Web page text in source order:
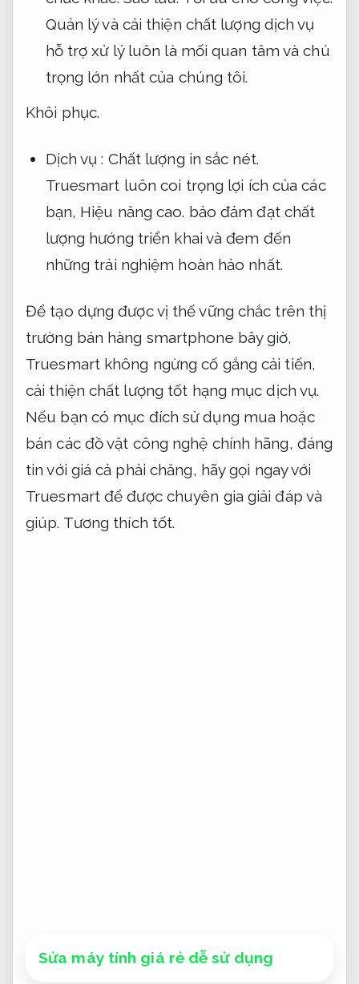
Quản lý và cải thiện chất lượng dịch vụ
hỗ trợ xử lý luôn là mối quan tâm và chú
trọng lớn nhất của chúng tôi.
Khôi phục.
Dịch vụ : Chất lượng in sắc nét.
Truesmart luôn coi trọng lợi ích của các
bạn, Hiệu năng cao. bảo đảm đạt chất
lượng hướng triển khai và đem đến
những trải nghiệm hoàn hảo nhất.
Để tạo dựng được vị thế vững chắc trên thị
trường bán hàng smartphone bây giờ,
Truesmart không ngừng cố gắng cải tiến,
cải thiện chất lượng tốt hạng mục dịch vụ.
Nếu bạn có mục đích sử dụng mua hoặc
bán các đồ vật công nghệ chính hãng, đáng
tin với giá cả phải chăng, hãy gọi ngay với
Truesmart để được chuyên gia giải đáp và
giúp. Tương thích tốt.
Sửa máy tính giá rẻ dễ sử dụng